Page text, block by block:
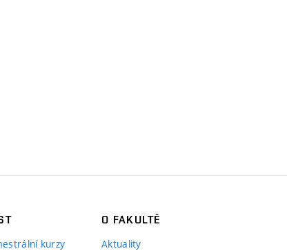
kurzy
O FAKULTĚ
Aktuality